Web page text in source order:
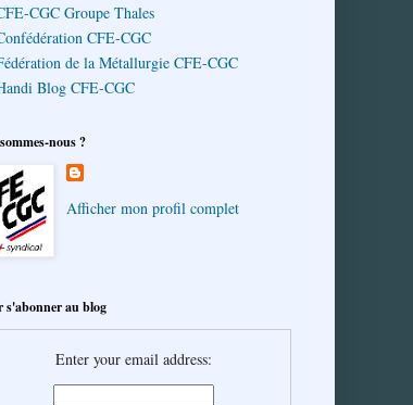
CGC Groupe Thales
CFE-CGC
de la Métallurgie CFE-CGC
Blog CFE-CGC
nous ?
Afficher mon profil complet
s'abonner au blog
Enter your email address: